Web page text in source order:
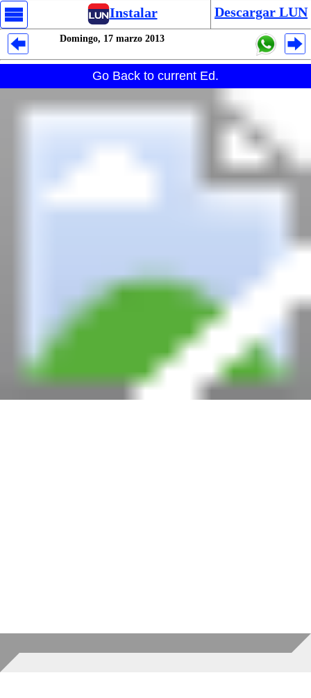
Instalar Descargar LUN
Domingo, 17 marzo 2013
Go Back to current Ed.
Despliegues Analytics
Despliegues Totales
Despliegues por Rubros